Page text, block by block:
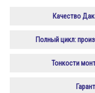
Качество
Полный цикл:
Тонкости